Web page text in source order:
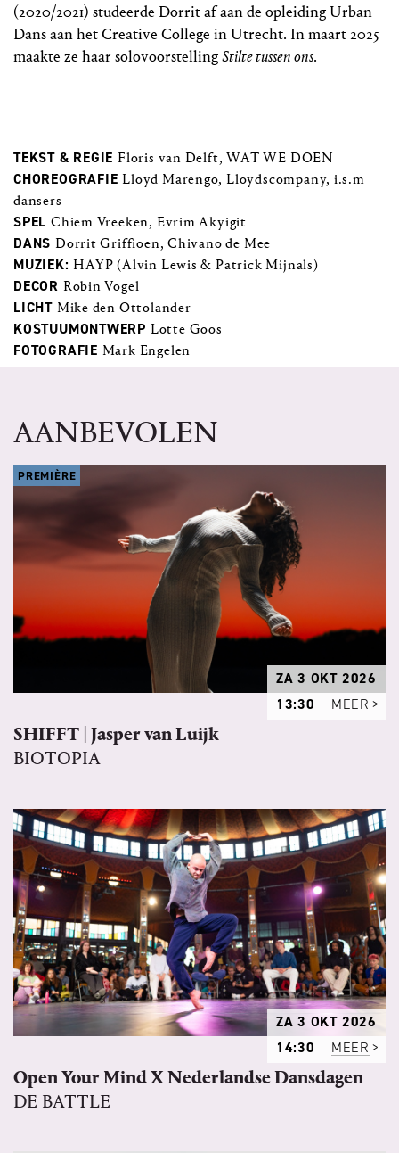
(2020/2021) studeerde Dorrit af aan de opleiding Urban
Dans aan het Creative College in Utrecht. In maart 2025
maakte ze haar solovoorstellingStilte tussen ons.
TEKST & REGIEFloris van Delft, WAT WE DOEN
CHOREOGRAFIELloyd Marengo, Lloydscompany, i.s.m
dansers
SPEL Chiem Vreeken, Evrim Akyigit
DANS Dorrit Griffioen, Chivano de Mee
MUZIEK:HAYP (Alvin Lewis & Patrick Mijnals)
DECOR Robin Vogel
LICHT Mike den Ottolander
KOSTUUMONTWERP Lotte Goos
FOTOGRAFIE Mark Engelen
AANBEVOLEN
PREMIÈRE
ZA 3 OKT 2026
13:30
MEER
SHIFFT | Jasper van Luijk
BIOTOPIA
ZA 3 OKT 2026
14:30
MEER
Open Your Mind X Nederlandse Dansdagen
DE BATTLE